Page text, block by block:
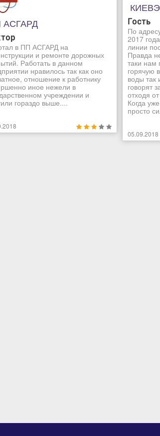
АСГАРД
в ПП АСГАРД на
и ремонте дорожных
Работать в данном
нравилось так как оно
отношение к работнику
иное нежели в
учреждении и
гораздо выше....
Гость
По
2017
линии
Правда
таки нам
горячую
воды так
говорят
отходя
Когда
просто
05.09.2018